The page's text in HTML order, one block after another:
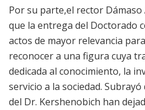
Por su parte,el rector Dámaso
que la entrega del Doctorado
actos de mayor relevancia
reconocer a una figura cuya
dedicada al conocimiento, la
servicio a la sociedad.
del Dr. Kershenobich han